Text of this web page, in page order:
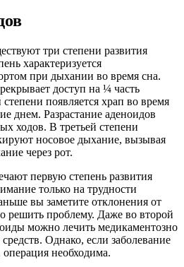
три степени развития
характеризуется
при дыхании во время сна.
доступ на ¼ часть
появляется храп во время
днем. Разрастание аденоидов
ходов. В третьей степени
носовое дыхание, вызывая
через рот.
первую степень развития
только на трудности
вы заметите отклонения от
решить проблему. Даже во второй
можно лечить медикаментозно
Однако, если заболевание
операция необходима.